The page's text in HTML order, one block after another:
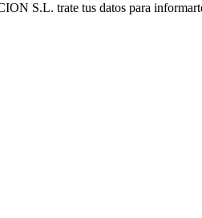
S.L. trate tus datos para